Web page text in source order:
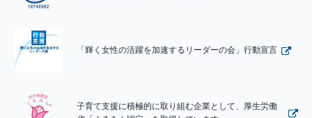
「輝く女性の活躍を加速するリーダーの会」行動宣言
子育て支援に積極的に取り組む企業として、厚生労働